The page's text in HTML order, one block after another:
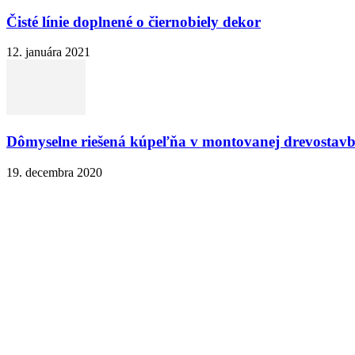
Čisté línie doplnené o čiernobiely dekor
12. januára 2021
Dômyselne riešená kúpeľňa v montovanej
19. decembra 2020